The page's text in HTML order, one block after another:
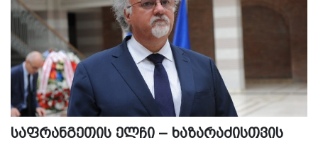
საფრანგეთის ელჩი – ხაზარაძისთვის